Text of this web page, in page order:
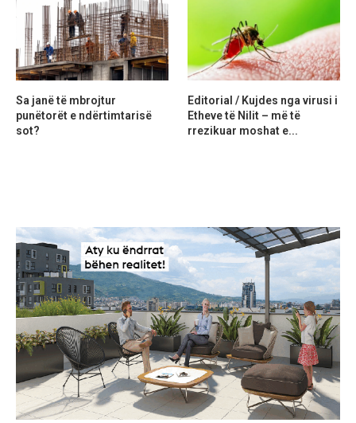
Sa janë të mbrojtur
punëtorët e ndërtimtarisë
sot?
Editorial / Kujdes nga virusi i
Etheve të Nilit – më të
rrezikuar moshat e...